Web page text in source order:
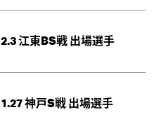
2.3 江東BS戦 出場選手
1.27 神戸S戦 出場選手